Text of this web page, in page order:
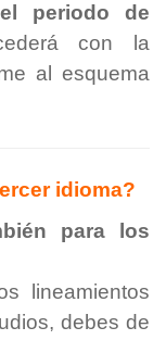
periodo de
con la
al esquema
idioma?
para los
lineamientos
debes de